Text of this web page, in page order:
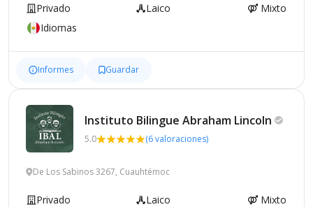
Privado Laico
Mixto
Idiomas
Informes Guardar
Instituto Bilingue Abraham Lincoln
5.0 (6 valoraciones)
De Los Sabinos 3267, Cuauhtémoc
Privado Laico
Mixto